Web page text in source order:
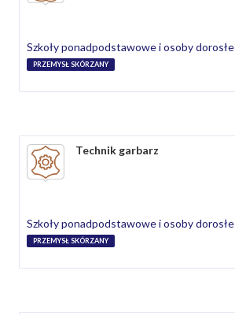
Szkoły ponadpodstawowe i osoby dorosłe
PRZEMYSŁ SKÓRZANY
Technik garbarz
Szkoły ponadpodstawowe i osoby dorosłe
PRZEMYSŁ SKÓRZANY